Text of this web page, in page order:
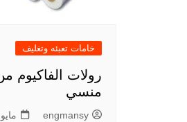
خامات تعبئه وتغليف
رولات الفاكيوم
منسي
engmansy مايو 29, 2023